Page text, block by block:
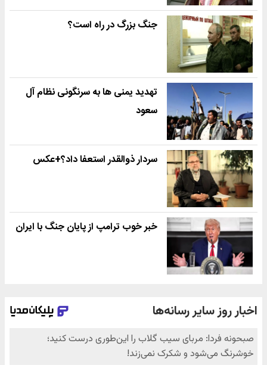
جنگ بزرگ در راه است؟
تهدید یمنی ها به سرنگونی نظام آل
سعود
سردار ذوالقدر استعفا داد؟+عکس
خبر خوب ترامپ از پایان جنگ با ایران